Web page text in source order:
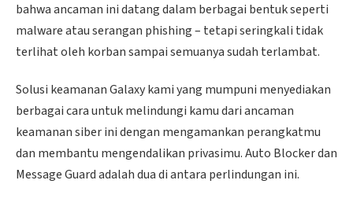
bahwa ancaman ini datang dalam berbagai bentuk seperti
malware atau serangan phishing – tetapi seringkali tidak
terlihat oleh korban sampai semuanya sudah terlambat.
Solusi keamanan Galaxy kami yang mumpuni menyediakan
berbagai cara untuk melindungi kamu dari ancaman
keamanan siber ini dengan mengamankan perangkatmu
dan membantu mengendalikan privasimu. Auto Blocker dan
Message Guard adalah dua di antara perlindungan ini.